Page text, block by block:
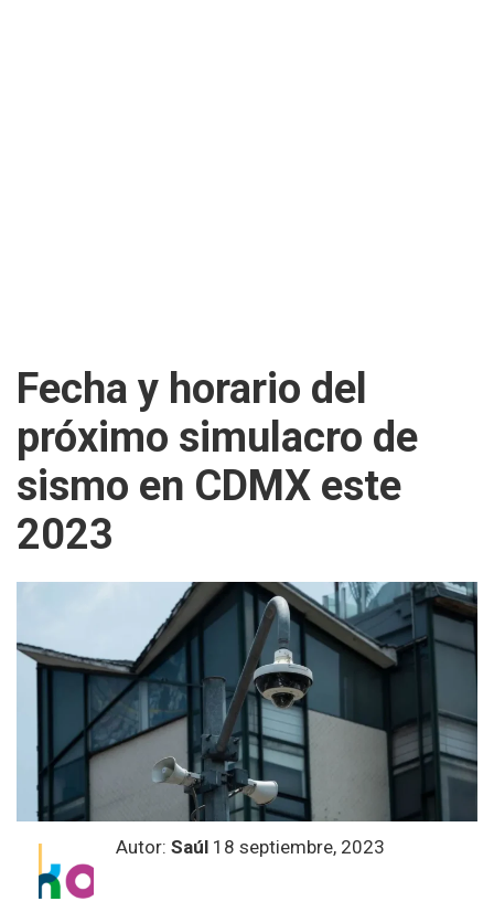
Fecha y horario del
próximo simulacro de
sismo en CDMX este
2023
Autor: Saúl 18 septiembre, 2023